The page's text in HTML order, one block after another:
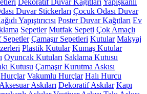
Dekoratif Duvar Kağıtları Yapışkanlı
Duvar Stickerları Çocuk Odası Duvar
Yapıştırıcısı Poster Duvar Kağıtları Ev
Sepetler Mutfak Sepeti Çok Amaçlı
Çamaşır Sepetleri Kutular Makyaj
Plastik Kutular Kumaş Kutular
Oyuncak Kutuları Saklama Kutusu
Kutusu Çamaşır Kurutma Askısı
Hurçlar Vakumlu Hurçlar Halı Hurcu
Askıları Dekoratif Askılar Kapı